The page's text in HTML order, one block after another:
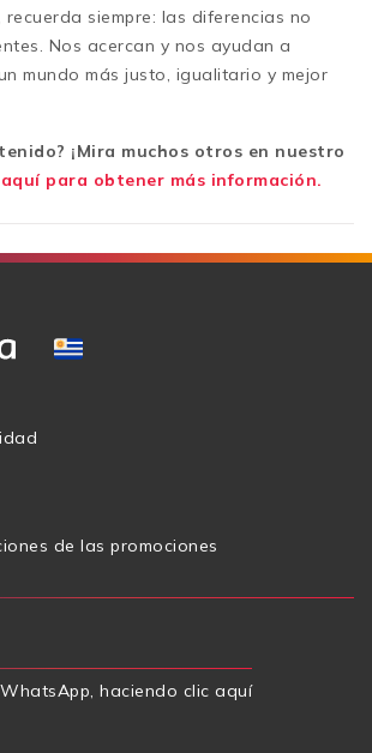
siempre: las diferencias no
Nos acercan y nos ayudan a
mundo más justo, igualitario y mejor
¡Mira muchos otros en nuestro
para obtener más información.
de las promociones
haciendo clic aquí